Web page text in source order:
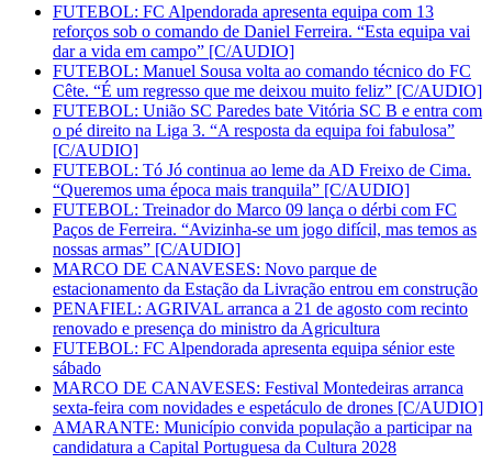
FUTEBOL: FC Alpendorada apresenta equipa com 13
reforços sob o comando de Daniel Ferreira. “Esta equipa vai
dar a vida em campo” [C/AUDIO]
FUTEBOL: Manuel Sousa volta ao comando técnico do FC
Cête. “É um regresso que me deixou muito feliz” [C/AUDIO]
FUTEBOL: União SC Paredes bate Vitória SC B e entra com
o pé direito na Liga 3. “A resposta da equipa foi fabulosa”
[C/AUDIO]
FUTEBOL: Tó Jó continua ao leme da AD Freixo de Cima.
“Queremos uma época mais tranquila” [C/AUDIO]
FUTEBOL: Treinador do Marco 09 lança o dérbi com FC
Paços de Ferreira. “Avizinha-se um jogo difícil, mas temos as
nossas armas” [C/AUDIO]
MARCO DE CANAVESES: Novo parque de
estacionamento da Estação da Livração entrou em construção
PENAFIEL: AGRIVAL arranca a 21 de agosto com recinto
renovado e presença do ministro da Agricultura
FUTEBOL: FC Alpendorada apresenta equipa sénior este
sábado
MARCO DE CANAVESES: Festival Montedeiras arranca
sexta-feira com novidades e espetáculo de drones [C/AUDIO]
AMARANTE: Município convida população a participar na
candidatura a Capital Portuguesa da Cultura 2028